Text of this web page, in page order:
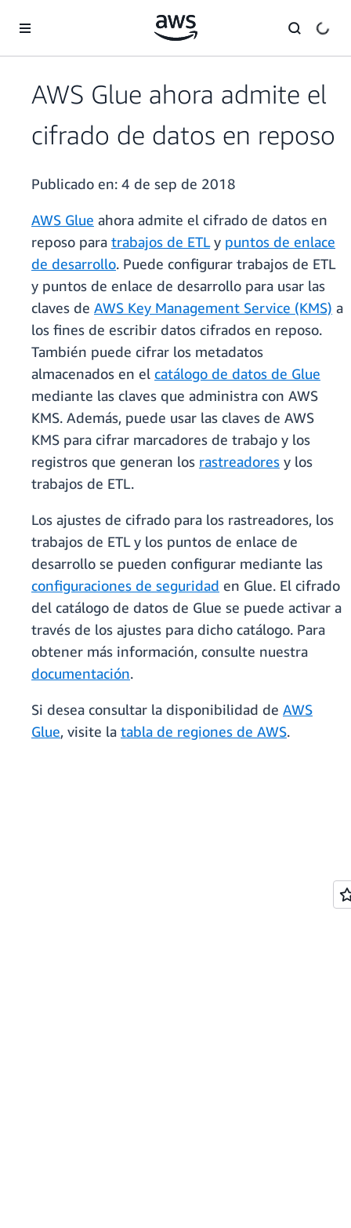
AWS Glue ahora admite el
cifrado de datos en reposo
Publicado en: 4 de sep de 2018
AWS Glue ahora admite el cifrado de datos en
reposo para trabajos de ETLy puntos de enlace
de desarrollo. Puede configurar trabajos de ETL
y puntos de enlace de desarrollo para usar las
claves de AWS Key Management Service (KMS) a
los fines de escribir datos cifrados en reposo.
También puede cifrar los metadatos
almacenados en el catálogo de datos de Glue
mediante las claves que administra con AWS
KMS. Además, puede usar las claves de AWS
KMS para cifrar marcadores de trabajo y los
registros que generan los rastreadores y los
trabajos de ETL.
Los ajustes de cifrado para los rastreadores, los
trabajos de ETL y los puntos de enlace de
desarrollo se pueden configurar mediante las
configuraciones de seguridad en Glue. El cifrado
del catálogo de datos de Glue se puede activar a
través de los ajustes para dicho catálogo. Para
obtener más información, consulte nuestra
documentación.
Si desea consultar la disponibilidad de AWS
Glue, visite la tabla de regiones de AWS.